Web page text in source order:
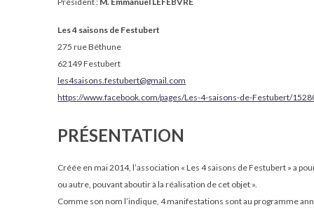
Les 4 saisons de Festubert
275 rue Béthune
62149 Festubert
les4saisons.festubert@gmail.com
https://www.facebook.com/pages/Les-4-saisons-de-Festubert/
PRÉSENTATION
Créée en mai 2014, l’association « Les 4 saisons de Festubert » a
ou autre, pouvant aboutir à la réalisation de cet objet ».
Comme son nom l’indique, 4 manifestations sont au programme